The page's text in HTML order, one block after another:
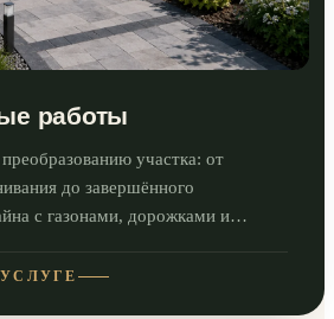
работы
участка: от
до завершённого
с газонами, дорожками и